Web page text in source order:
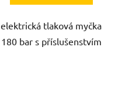
elektrická tlaková myčka
180 bar s příslušenstvím